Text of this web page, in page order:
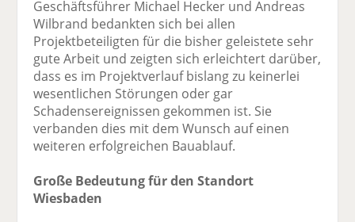
Geschäftsführer Michael Hecker und Andreas
Wilbrand bedankten sich bei allen
Projektbeteiligten für die bisher geleistete sehr
gute Arbeit und zeigten sich erleichtert darüber,
dass es im Projektverlauf bislang zu keinerlei
wesentlichen Störungen oder gar
Schadensereignissen gekommen ist. Sie
verbanden dies mit dem Wunsch auf einen
weiteren erfolgreichen Bauablauf.
Große Bedeutung für den Standort
Wiesbaden